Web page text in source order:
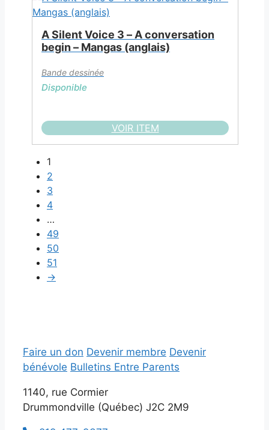
A Silent Voice 3 – A conversation
begin – Mangas (anglais)
Bande dessinée
Disponible
VOIR ITEM
1
2
3
4
…
49
50
51
→
Faire un don Devenir membre Devenir
bénévole Bulletins Entre Parents
1140, rue Cormier
Drummondville (Québec) J2C 2M9